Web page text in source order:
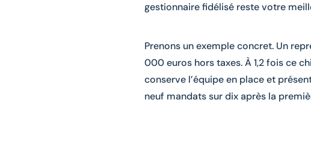
gestionnaire fidélisé reste votre
Prenons un exemple concret. Un
000 euros hors taxes. À 1,2 fois ce
conserve l’équipe en place et
neuf mandats sur dix après la